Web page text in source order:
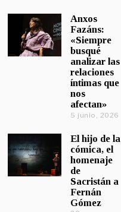
Anxos
Fazáns:
«Siempre
busqué
analizar las
relaciones
íntimas que
nos
afectan»
5 junio, 2026
El hijo de la
cómica, el
homenaje
de
Sacristán a
Fernán
Gómez